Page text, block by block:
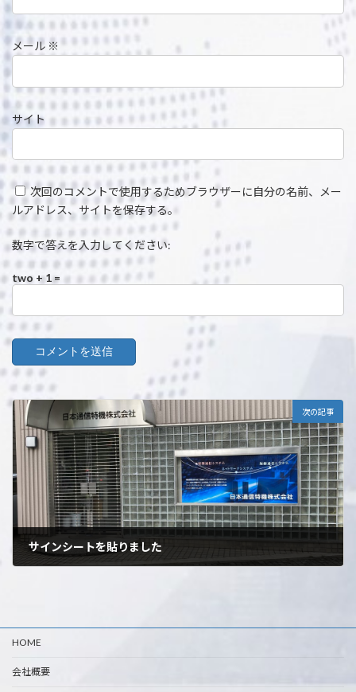
メール ※
サイト
次回のコメントで使用するためブラウザーに自分の名前、メー
ルアドレス、サイトを保存する。
数字で答えを入力してください:
two + 1 =
次の記事
サインシートを貼りました
HOME
会社概要